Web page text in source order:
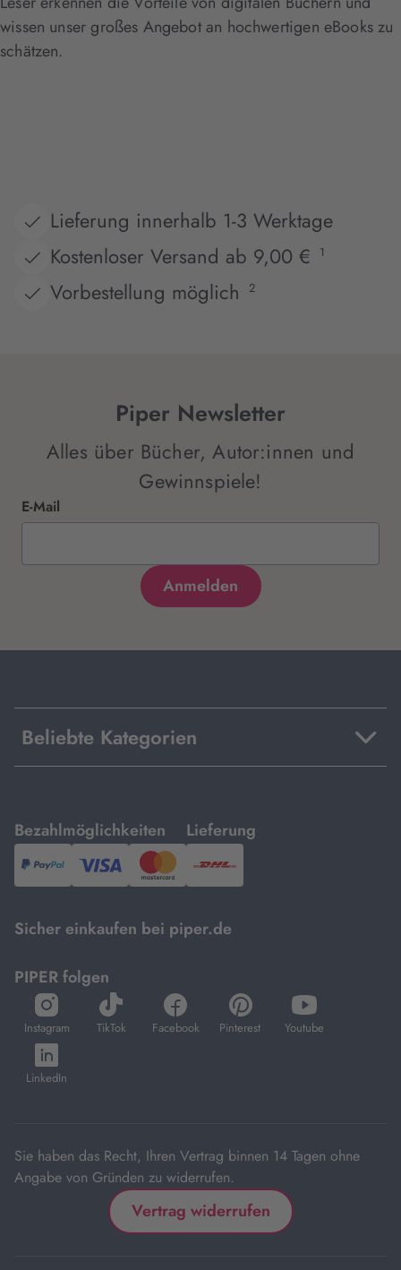
wissen unser großes Angebot an hochwertigen eBooks zu
schätzen.
Lieferung innerhalb 1-3 Werktage
Kostenloser Versand ab 9,00 €
1
Vorbestellung möglich 2
Piper Newsletter
Alles über Bücher, Autor:innen und
Gewinnspiele!
E-Mail
Beliebte Kategorien
Bezahlmöglichkeiten
mit
PayPal,Visa
und
Lieferung
mit
DHL.
Sicher einkaufen bei piper.de
PIPER folgen
Instagram
öffnet
in
neuem
Tab
TikTok
öffnet
in
Facebook
öffnet
in
Pinterest
öffnet
in
Youtube
öffnet
in
LinkedIn
öffnet
in
Sie haben das Recht, Ihren Vertrag binnen 14 Tagen ohne
Angabe von Gründen zu widerrufen.
Vertrag widerrufen